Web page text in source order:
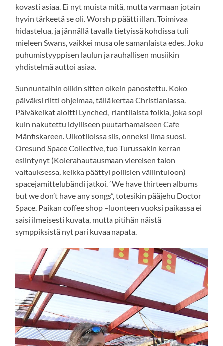
kovasti asiaa. Ei nyt muista mitä, mutta varmaan jotain
hyvin tärkeetä se oli. Worship päätti illan. Toimivaa
hidastelua, ja jännällä tavalla tietyissä kohdissa tuli
mieleen Swans, vaikkei musa ole samanlaista edes. Joku
puhumistyyppisen laulun ja rauhallisen musiikin
yhdistelmä auttoi asiaa.
Sunnuntaihin olikin sitten oikein panostettu. Koko
päiväksi riitti ohjelmaa, tällä kertaa Christianiassa.
Päiväkeikat aloitti Lynched, irlantilaista folkia, joka sopi
kuin nakutettu idylliseen puutarhamaiseen Cafe
Månfiskareen. Ulkotiloissa siis, onneksi ilma suosi.
Oresund Space Collective, tuo Turussakin kerran
esiintynyt (Kolerahautausmaan viereisen talon
valtauksessa, keikka päättyi poliisien väliintuloon)
spacejamittelubändi jatkoi. ”We have thirteen albums
but we don’t have any songs”, totesikin pääjehu Doctor
Space. Paikan coffee shop –luonteen vuoksi paikassa ei
saisi ilmeisesti kuvata, mutta pitihän näistä
symppiksistä nyt pari kuvaa napata.